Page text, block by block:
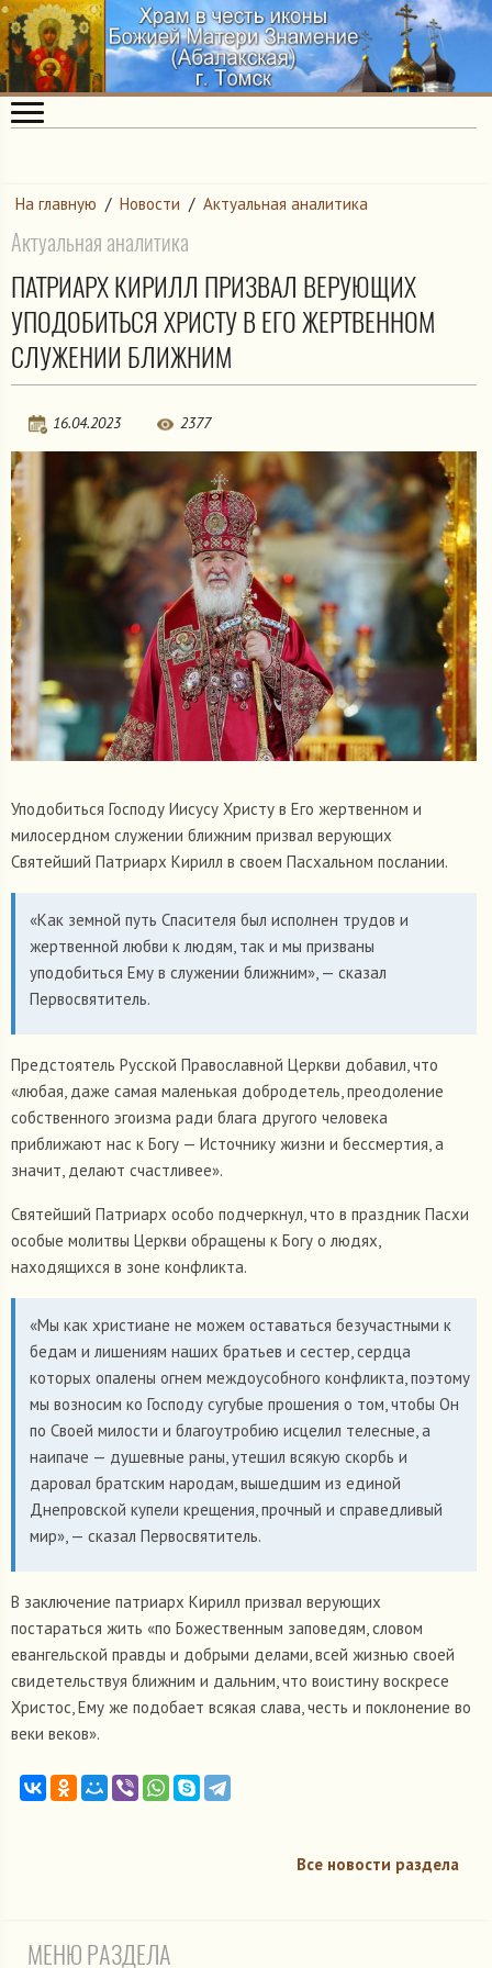
На главную / Новости / Актуальная аналитика
Актуальная аналитика
ПАТРИАРХ КИРИЛЛ ПРИЗВАЛ ВЕРУЮЩИХ
УПОДОБИТЬСЯ ХРИСТУ В ЕГО ЖЕРТВЕННОМ
СЛУЖЕНИИ БЛИЖНИМ
16.04.2023 2377
Уподобиться Господу Иисусу Христу в Его жертвенном и
милосердном служении ближним призвал верующих
Святейший Патриарх Кирилл в своем Пасхальном послании.
«Как земной путь Спасителя был исполнен трудов и
жертвенной любви к людям, так и мы призваны
уподобиться Ему в служении ближним», — сказал
Первосвятитель.
Предстоятель Русской Православной Церкви добавил, что
«любая, даже самая маленькая добродетель, преодоление
собственного эгоизма ради блага другого человека
приближают нас к Богу — Источнику жизни и бессмертия, а
значит, делают счастливее».
Святейший Патриарх особо подчеркнул, что в праздник Пасхи
особые молитвы Церкви обращены к Богу о людях,
находящихся в зоне конфликта.
«Мы как христиане не можем оставаться безучастными к
бедам и лишениям наших братьев и сестер, сердца
которых опалены огнем междоусобного конфликта, поэтому
мы возносим ко Господу сугубые прошения о том, чтобы Он
по Своей милости и благоутробию исцелил телесные, а
наипаче — душевные раны, утешил всякую скорбь и
даровал братским народам, вышедшим из единой
Днепровской купели крещения, прочный и справедливый
мир», — сказал Первосвятитель.
В заключение патриарх Кирилл призвал верующих
постараться жить «по Божественным заповедям, словом
евангельской правды и добрыми делами, всей жизнью своей
свидетельствуя ближним и дальним, что воистину воскресе
Христос, Ему же подобает всякая слава, честь и поклонение во
веки веков».
Все новости раздела
МЕНЮ РАЗДЕЛА